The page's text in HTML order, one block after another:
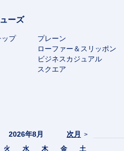
ーズ
ップ
プレーン
ローファー＆スリッポン
ビジネスカジュアル
スクエア
次月 >
2026年8月
火 水 木 金 土